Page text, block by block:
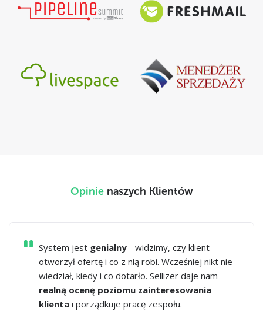
Opinienaszych Klientów
System jest genialny - widzimy, czy klient
otworzył ofertę i co z nią robi. Wcześniej nikt nie
wiedział, kiedy i co dotarło. Sellizer daje nam
realną ocenę poziomu zainteresowania
klienta i porządkuje pracę zespołu.